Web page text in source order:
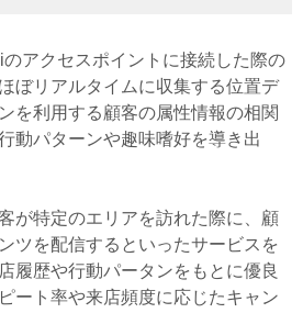
アクセスポイントに接続した際の
ぼリアルタイムに収集する位置デ
を利用する顧客の属性情報の相関
動パターンや趣味嗜好を導き出
が特定のエリアを訪れた際に、顧
ツを配信するといったサービスを
履歴や行動パータンをもとに優良
ート率や来店頻度に応じたキャン